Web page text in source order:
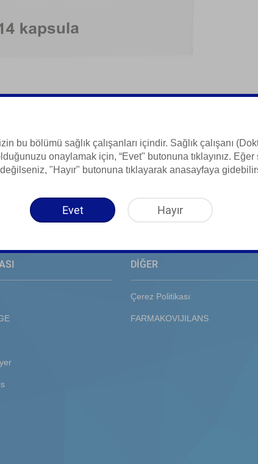
DİĞER
Çerez Politikası
FARMAKOVIJILANS
bu bölümü sağlık çalışanları içindir. Sağlık çalışanı
onaylamak için, “Evet" butonuna tıklayınız. Eğer
değilseniz, "Hayır" butonuna tıklayarak anasayfaya
Evet Hayır